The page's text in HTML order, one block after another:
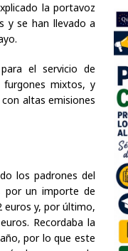
la portavoz
y se han llevado a
el servicio de
mixtos, y
altas emisiones
los padrones del
por un importe de
euros y, por último,
Recordaba la
por lo que este